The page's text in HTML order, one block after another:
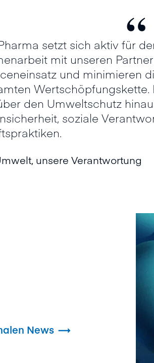
“
setzt sich aktiv für
mit unseren
und minimieren
den Umweltschutz
soziale
unsere Verantwortung
News 